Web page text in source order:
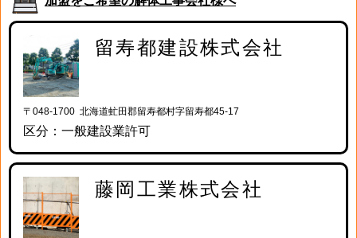
留寿都建設株式会社
〒048-1700 北海道虻田郡留寿都村字留寿都45-17
区分：一般建設業許可
藤岡工業株式会社